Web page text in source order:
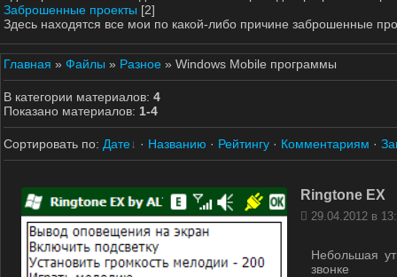
Заброшенные проекты [2]
Здесь находятся все мои по какой-либо причине заброшенные
Главная » Файлы » Разное » Windows Mobile программы
В категории материалов: 4
Показано материалов: 1-4
Сортировать по: Дате · Названию · Рейтингу · Комментариям ·
Ringtone EX
29.04.2012 в
Небольшая
звонке